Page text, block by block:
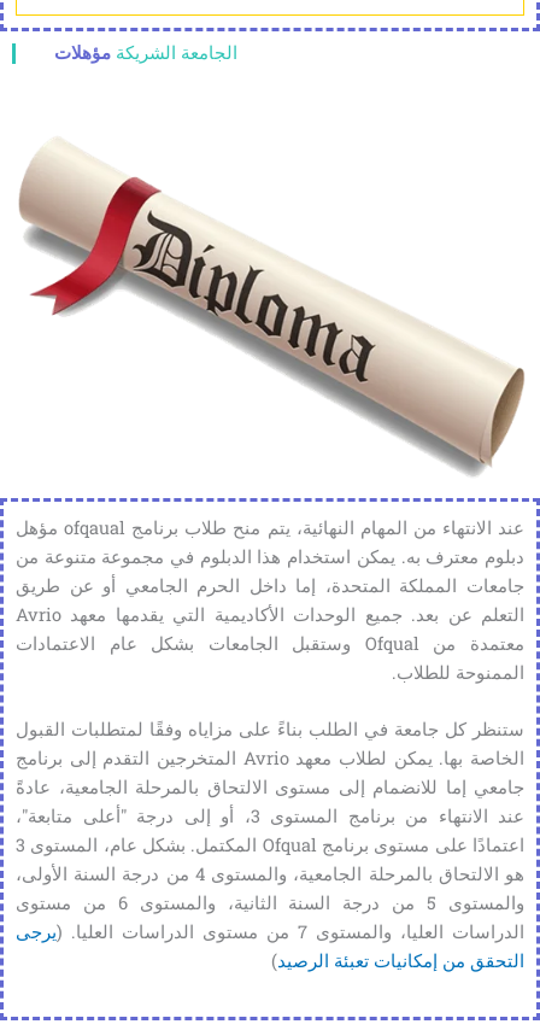
الدبلوم للخريج في موعد لا يتجاوز 120 يومًا بعد تقديم النسخة عبر
معهد أفريو دي جنيف التابع لبرامج جامعة أزتيكا الأوروبية.
التعليمية الأجنبية) هي قاعدة بيانات للحصول على معلومات حول
تقييم المؤهلات التعليمية الأجنبية. وهي تدعم السلطات وأصحاب
العمل والأفراد في تصنيف المؤهلات الأجنبية في نظام التعليم
الألماني" ويكيبيديا، DE)
الجامعة الشريكة مؤهلات
عند الانتهاء من المهام النهائية، يتم منح طلاب برنامج ofqaual مؤهل
دبلوم معترف به. يمكن استخدام هذا الدبلوم في مجموعة متنوعة من
جامعات المملكة المتحدة، إما داخل الحرم الجامعي أو عن طريق
التعلم عن بعد. جميع الوحدات الأكاديمية التي يقدمها معهد Avrio
معتمدة من Ofqual وستقبل الجامعات بشكل عام الاعتمادات
الممنوحة للطلاب.
ستنظر كل جامعة في الطلب بناءً على مزاياه وفقًا لمتطلبات القبول
الخاصة بها. يمكن لطلاب معهد Avrio المتخرجين التقدم إلى برنامج
جامعي إما للانضمام إلى مستوى الالتحاق بالمرحلة الجامعية، عادةً
عند الانتهاء من برنامج المستوى 3، أو إلى درجة "أعلى متابعة"،
اعتمادًا على مستوى برنامج Ofqual المكتمل. بشكل عام، المستوى 3
هو الالتحاق بالمرحلة الجامعية، والمستوى 4 من درجة السنة الأولى،
والمستوى 5 من درجة السنة الثانية، والمستوى 6 من مستوى
الدراسات العليا، والمستوى 7 من مستوى الدراسات العليا. (
يرجى
التحقق من إمكانيات تعبئة الرصيد)